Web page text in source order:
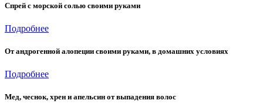
Спрей с морской солью своими руками
Подробнее
От андрогенной алопеции своими руками, в домашних условиях
Подробнее
Мед, чеснок, хрен и апельсин от выпадения волос